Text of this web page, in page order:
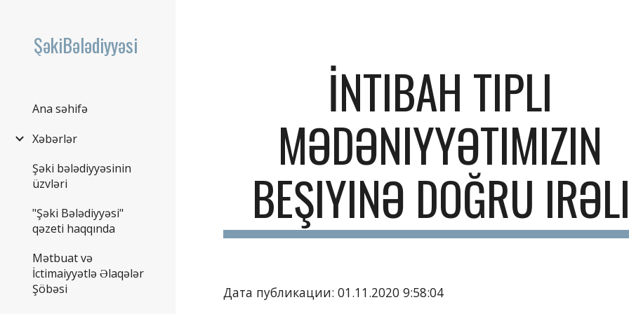
ŞəkiBələdiyyəsi
Ana səhifə
Xəbərlər
Şəki bələdiyyəsinin
üzvləri
"Şəki Bələdiyyəsi"
qəzeti haqqında
Mətbuat və
İctimaiyyətlə Əlaqələr
Şöbəsi
İNTIBAH TIPLI
MƏDƏNIYYƏTIMIZIN
BEŞIYINƏ DOĞRU
Дата публикации: 01.11.2020 9:58:04